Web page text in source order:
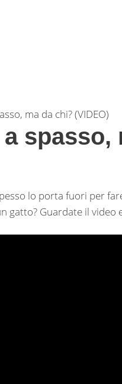
ma da chi? (VIDEO)
spasso,
lo porta fuori per
gatto? Guardate il